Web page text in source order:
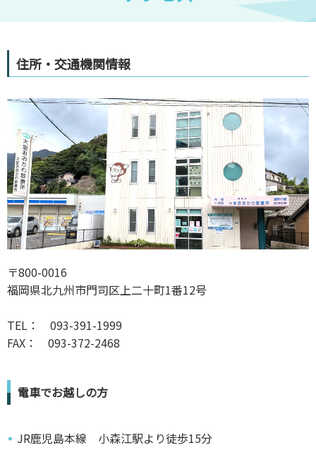
住所・交通機関情報
〒800-0016
福岡県北九州市門司区上二十町1番12号
TEL： 093-391-1999
FAX： 093-372-2468
電車でお越しの方
JR鹿児島本線 小森江駅より徒歩15分